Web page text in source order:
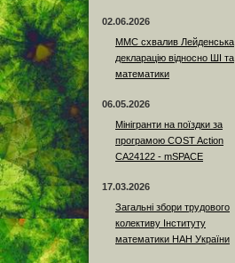
02.06.2026
ММС схвалив Лейденська
декларацію відносно ШІ та
математики
06.05.2026
Мінігранти на поїздки за
програмою COST Action
CA24122 - mSPACE
17.03.2026
Загальні збори трудового
колективу Інституту
математики НАН України